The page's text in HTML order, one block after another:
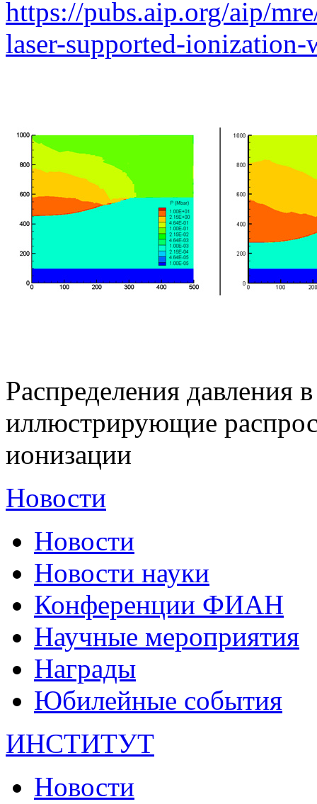
https://pubs.aip.org/aip/
laser-supported-ionization-
Распределения давления
иллюстрирующие
ионизации
Новости
Новости
Новости науки
Конференции ФИАН
Научные мероприятия
Награды
Юбилейные события
ИНСТИТУТ
Новости